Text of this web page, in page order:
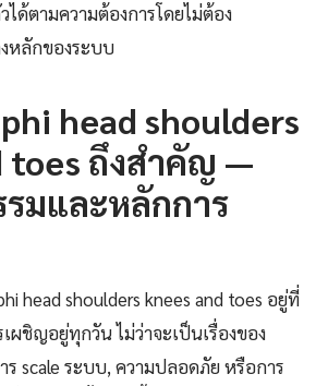
ด้ตามความต้องการโดยไม่ต้อง
หลักของระบบ
head shoulders
toes ถึงสำคัญ —
มและหลักการ
head shoulders knees and toes อยู่ที่
ชิญอยู่ทุกวัน ไม่ว่าจะเป็นเรื่องของ
ร scale ระบบ, ความปลอดภัย หรือการ